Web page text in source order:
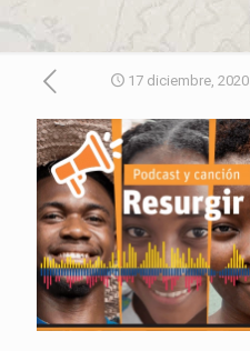
17 diciembre, 2020